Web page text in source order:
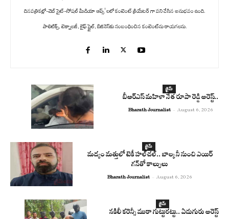
దినపత్రికల్లో-వెబ్ సైట్-సోషల్ మీడియా ఆప్స్' లలో కంటెంట్ క్రియేటర్ గా పని చేసిన అనుభవం ఉంది.
పాలిటిక్స్‌, టెక్నాలజీ, లైఫ్‌ స్టైల్‌, బిజినెస్‌కు సంబంధించిన కంటెంట్‌ను రాయగలను.
క్రైమ్
బీఆర్ఎస్ మహిళా నేత రూపా రెడ్డి అరెస్ట్..
Bharath Journalist - August 6, 2026
క్రైమ్
మద్యం మత్తులో టెకీ హల్‌చల్.. బాల్కనీ నుంచి ఎయిర్
గన్‌తో కాల్పులు
Bharath Journalist - August 6, 2026
క్రైమ్
నకిలీ కరెన్సీ ముఠా గుట్టురట్టు.. ఏడుగురు అరెస్ట్